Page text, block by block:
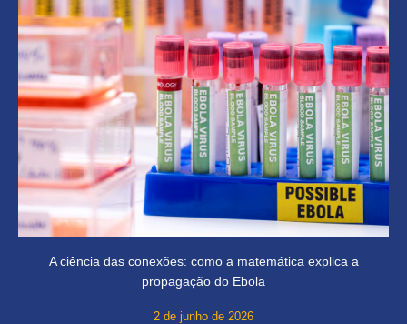
A ciência das conexões: como a matemática explica a
propagação do Ebola
2 de junho de 2026